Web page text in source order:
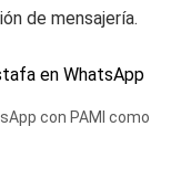
de mensajería.
con PAMI como